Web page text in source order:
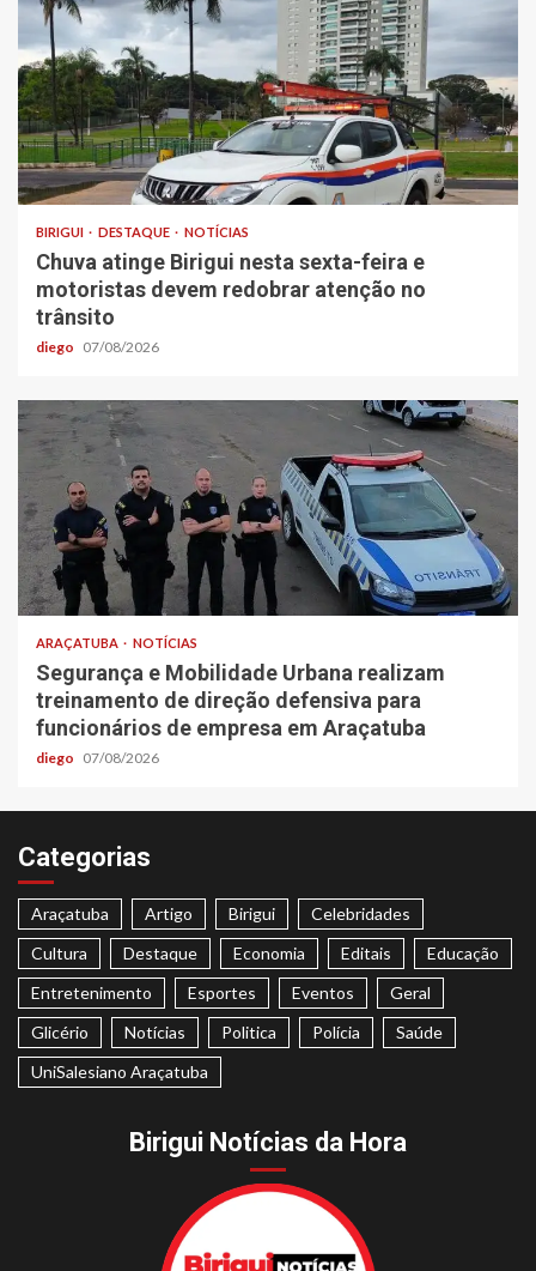
BIRIGUI DESTAQUE NOTÍCIAS
Chuva atinge Birigui nesta sexta-feira e
motoristas devem redobrar atenção no
trânsito
diego 07/08/2026
ARAÇATUBA NOTÍCIAS
Segurança e Mobilidade Urbana realizam
treinamento de direção defensiva para
funcionários de empresa em Araçatuba
diego 07/08/2026
Categorias
Araçatuba Artigo Birigui
Celebridades
Cultura
Destaque Economia Editais
Educação
Entretenimento
Esportes Eventos
Geral
Glicério
Notícias Politica Polícia
Saúde
UniSalesiano Araçatuba
Birigui Notícias da Hora